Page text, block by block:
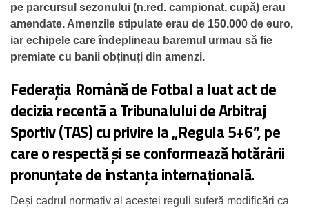
pe parcursul sezonului (n.red. campionat, cupă) erau
amendate. Amenzile stipulate erau de 150.000 de euro,
iar echipele care îndeplineau baremul urmau să fie
premiate cu banii obținuți din amenzi.
Federația Română de Fotbal a luat act de
decizia recentă a Tribunalului de Arbitraj
Sportiv (TAS) cu privire la „Regula 5+6”, pe
care o respectă și se conformează hotărârii
pronunțate de instanța internațională.
Deși cadrul normativ al acestei reguli suferă modificări ca